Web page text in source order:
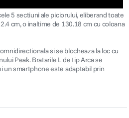
5 sectiuni ale piciorului, eliberand toate
cm, o inaltime de 130.18 cm cu coloana
si se blocheaza la loc cu
Peak. Bratarile L de tip Arca se
un smartphone este adaptabil prin